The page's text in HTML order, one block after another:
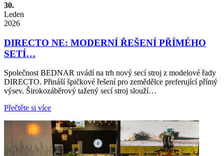
30.
Leden
2026
DIRECTO NE: MODERNÍ ŘEŠENÍ PŘÍMÉHO
SETÍ…
Společnost BEDNAR uvádí na trh nový secí stroj z modelové řady
DIRECTO. Přináší špičkové řešení pro zemědělce preferující přímý
výsev. Širokozáběrový tažený secí stroj slouží…
Přečtěte si více